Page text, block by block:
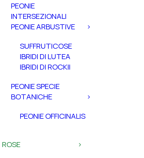
PEONIE
INTERSEZIONALI
PEONIE ARBUSTIVE
SUFFRUTICOSE
IBRIDI DI LUTEA
IBRIDI DI ROCKII
PEONIE SPECIE
BOTANICHE
PEONIE OFFICINALIS
ROSE